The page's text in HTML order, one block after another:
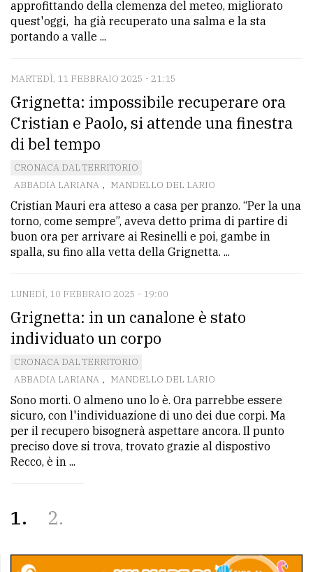
approfittando della clemenza del meteo, migliorato
quest'oggi, ha già recuperato una salma e la sta
portando a valle ...
MARTEDÌ, 11 FEBBRAIO 2025 - 21:15
Grignetta: impossibile recuperare ora
Cristian e Paolo, si attende una finestra
di bel tempo
CRONACA DAL TERRITORIO
ABBADIA LARIANA , MANDELLO DEL LARIO
Cristian Mauri era atteso a casa per pranzo. “Per la una
torno, come sempre”, aveva detto prima di partire di
buon ora per arrivare ai Resinelli e poi, gambe in
spalla, su fino alla vetta della Grignetta. ...
LUNEDÌ, 10 FEBBRAIO 2025 - 19:00
Grignetta: in un canalone è stato
individuato un corpo
CRONACA DAL TERRITORIO
ABBADIA LARIANA , MANDELLO DEL LARIO
Sono morti. O almeno uno lo è. Ora parrebbe essere
sicuro, con l'individuazione di uno dei due corpi. Ma
per il recupero bisognerà aspettare ancora. Il punto
preciso dove si trova, trovato grazie al dispostivo
Recco, è in ...
1 2